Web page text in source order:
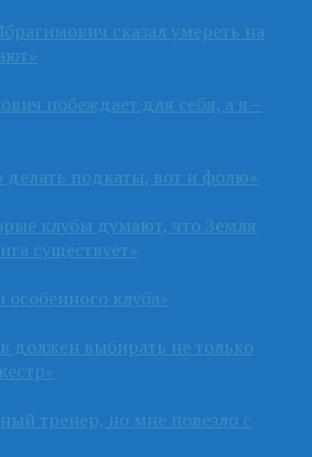
сказал умереть на
побеждает для себя, а я –
делать подкаты, вот и фолю»
клубы думают, что Земля
существует»
клуба»
должен выбирать не только
тренер, но мне повезло с